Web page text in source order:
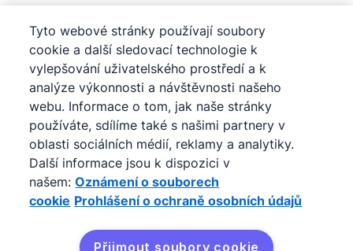
©2026Pipedrive
Pipedrive
Podmínky užívání
Pipedrive
Prohlášení o ochraně osobních údajů
Mapa stránek
Oznámení o souborech cookie
Předvolby souborů cookie
Pipedrive je internetový obchodní CRM systém.
Tyto webové stránky používají soubory
cookie a další sledovací technologie k
vylepšování uživatelského prostředí a k
analýze výkonnosti a návštěvnosti našeho
webu. Informace o tom, jak naše stránky
používáte, sdílíme také s našimi partnery v
oblasti sociálních médií, reklamy a analytiky.
Další informace jsou k dispozici v
našem: Oznámení o souborech
cookie Prohlášení o ochraně osobních údajů
Přijmout soubory cookie